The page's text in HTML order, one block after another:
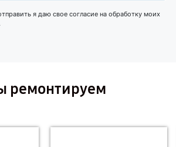
я даю свое согласие на обработку моих
.
ремонтируем